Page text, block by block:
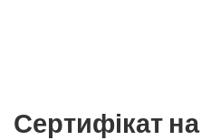
Сертифікат